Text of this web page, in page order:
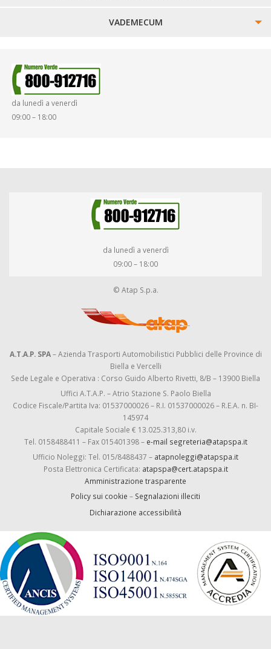
VADEMECUM
SMARRIMENTO OGGETTI
da lunedì a venerdì
09:00 – 18:00
da lunedì a venerdì
09:00 – 18:00
© Atap S.p.a.
A.T.A.P. SPA– Azienda Trasporti Automobilistici Pubblici delle Province di
Biella e Vercelli
Sede Legale e Operativa : Corso Guido Alberto Rivetti, 8/B – 13900 Biella
Uffici A.T.A.P. – Atrio Stazione S. Paolo Biella
Codice Fiscale/Partita Iva: 01537000026 – R.I. 01537000026 – R.E.A. n. BI-
145974
Capitale Sociale € 13.025.313,80 i.v.
Tel. 0158488411 – Fax 015401398 – e-mail segreteria@atapspa.it
Ufficio Noleggi: Tel. 015/8488437 – atapnoleggi@atapspa.it
Posta Elettronica Certificata: atapspa@cert.atapspa.it
Amministrazione trasparente
Policy sui cookie – Segnalazioni illeciti
Dichiarazione accessibilità